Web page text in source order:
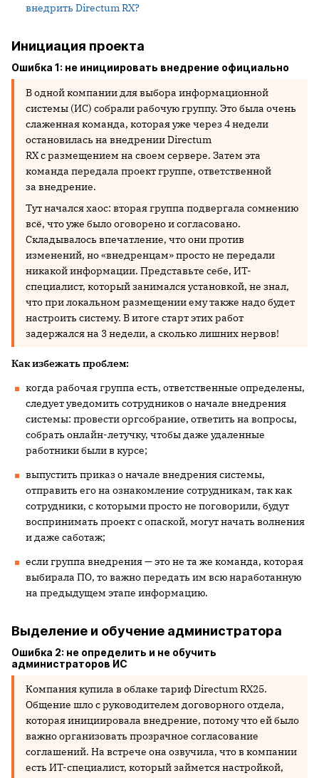
внедрить Directum RX?
Инициация проекта
Ошибка 1: не инициировать внедрение официально
В одной компании для выбора информационной
системы (ИС) собрали рабочую группу. Это была очень
слаженная команда, которая уже через 4 недели
остановилась на внедрении Directum
RX с размещением на своем сервере. Затем эта
команда передала проект группе, ответственной
за внедрение.
Тут начался хаос: вторая группа подвергала сомнению
всё, что уже было оговорено и согласовано.
Складывалось впечатление, что они против
изменений, но «внедренцам» просто не передали
никакой информации. Представьте себе, ИТ-
специалист, который занимался установкой, не знал,
что при локальном размещении ему также надо будет
настроить систему. В итоге старт этих работ
задержался на 3 недели, а сколько лишних нервов!
Как избежать проблем:
когда рабочая группа есть, ответственные определены,
следует уведомить сотрудников о начале внедрения
системы: провести оргсобрание, ответить на вопросы,
собрать онлайн-летучку, чтобы даже удаленные
работники были в курсе;
выпустить приказ о начале внедрения системы,
отправить его на ознакомление сотрудникам, так как
сотрудники, с которыми просто не поговорили, будут
воспринимать проект с опаской, могут начать волнения
и даже саботаж;
если группа внедрения — это не та же команда, которая
выбирала ПО, то важно передать им всю наработанную
на предыдущем этапе информацию.
Выделение и обучение администратора
Ошибка 2: не определить и не обучить
администраторов ИС
Компания купила в облаке тариф Directum RX25.
Общение шло с руководителем договорного отдела,
которая инициировала внедрение, потому что ей было
важно организовать прозрачное согласование
соглашений. На встрече она озвучила, что в компании
есть ИТ-специалист, который займется настройкой,